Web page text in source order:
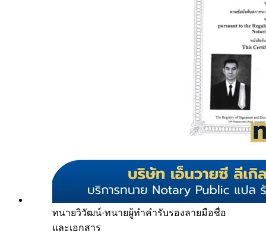
ทนายวิวัฒน์·ทนายผู้ทำคำรับรองลายมือชื่อ
และเอกสาร